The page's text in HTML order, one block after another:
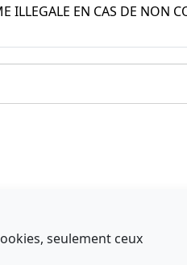
ILLEGALE EN CAS DE NON
seulement ceux